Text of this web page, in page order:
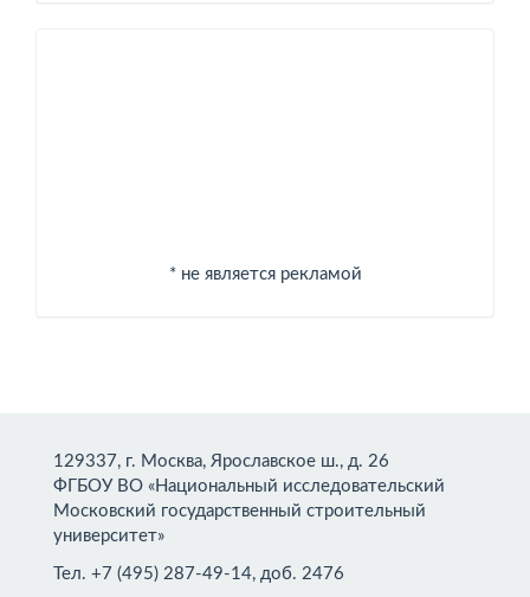
* не является рекламой
129337, г. Москва, Ярославское ш., д. 26
ФГБОУ ВО «Национальный исследовательский
Московский государственный строительный
университет»
Тел. +7 (495) 287-49-14, доб. 2476